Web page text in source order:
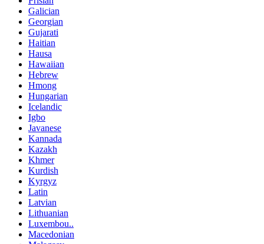
Galician
Georgian
Gujarati
Haitian
Hausa
Hawaiian
Hebrew
Hmong
Hungarian
Icelandic
Igbo
Javanese
Kannada
Kazakh
Khmer
Kurdish
Kyrgyz
Latin
Latvian
Lithuanian
Luxembou..
Macedonian